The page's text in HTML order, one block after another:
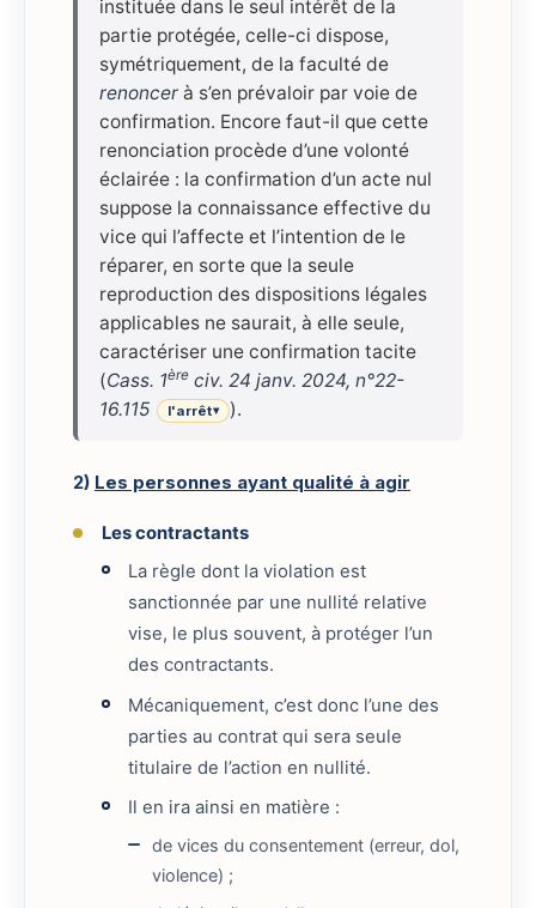
instituée dans le seul intérêt de la
partie protégée, celle-ci dispose,
symétriquement, de la faculté de
renoncer à s’en prévaloir par voie de
confirmation. Encore faut-il que cette
renonciation procède d’une volonté
éclairée : la confirmation d’un acte nul
suppose la connaissance effective du
vice qui l’affecte et l’intention de le
réparer, en sorte que la seule
reproduction des dispositions légales
applicables ne saurait, à elle seule,
caractériser une confirmation tacite
(Cass. 1ère civ. 24 janv. 2024, n°22-
16.115
l'arrêt▾ ).
2) Les personnes ayant qualité à agir
Les contractants
La règle dont la violation est
sanctionnée par une nullité relative
vise, le plus souvent, à protéger l’un
des contractants.
Mécaniquement, c’est donc l’une des
parties au contrat qui sera seule
titulaire de l’action en nullité.
Il en ira ainsi en matière :
de vices du consentement (erreur, dol,
violence) ;